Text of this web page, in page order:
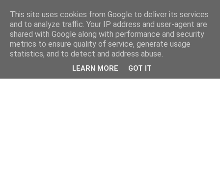
This site uses cookies from Google to deliver its services
and to analyze traffic. Your IP address and user-agent are
shared with Google along with performance and security
metrics to ensure quality of service, generate usage
statistics, and to detect and address abuse.
LEARN MORE GOT IT